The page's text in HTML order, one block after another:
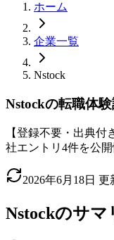
ホーム
企業一覧
Nstock
Nstockの転職体
【登録不要・出典付
社エントリ4件を公
2026年6月18日 更
Nstockのサマ